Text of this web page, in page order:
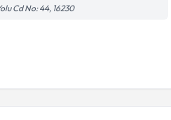
Cd No: 44, 16230